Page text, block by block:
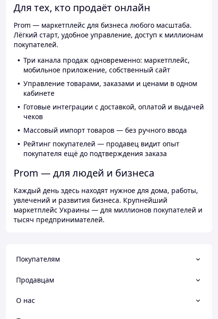
Для тех, кто продаёт онлайн
Prom — маркетплейс для бизнеса любого масштаба.
Лёгкий старт, удобное управление, доступ к миллионам
покупателей.
Три канала продаж одновременно: маркетплейс,
мобильное приложение, собственный сайт
Управление товарами, заказами и ценами в одном
кабинете
Готовые интеграции с доставкой, оплатой и выдачей
чеков
Массовый импорт товаров — без ручного ввода
Рейтинг покупателей — продавец видит опыт
покупателя ещё до подтверждения заказа
Prom — для людей и бизнеса
Каждый день здесь находят нужное для дома, работы,
увлечений и развития бизнеса. Крупнейший
маркетплейс Украины — для миллионов покупателей и
тысяч предпринимателей.
Покупателям
Продавцам
О нас